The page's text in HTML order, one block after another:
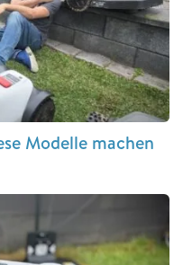
Modelle machen